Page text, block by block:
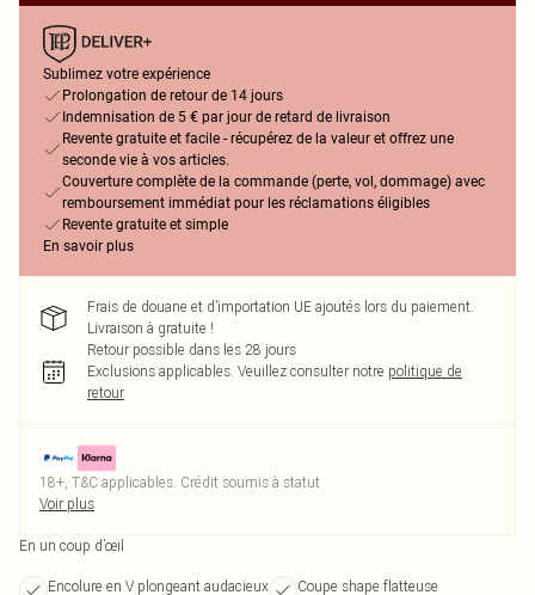
Sublimez votre expérience
Prolongation de retour de 14 jours
Indemnisation de 5 € par jour de retard de livraison
Revente gratuite et facile - récupérez de la valeur et offrez une
seconde vie à vos articles.
Couverture complète de la commande (perte, vol, dommage) avec
remboursement immédiat pour les réclamations éligibles
Revente gratuite et simple
En savoir plus
Frais de douane et d’importation UE ajoutés lors du paiement.
Livraison à gratuite !
Retour possible dans les 28 jours
Exclusions applicables. Veuillez consulter notre politique de
retour
18+, T&C applicables. Crédit soumis à statut
Voir plus
En un coup d’œil
Encolure en V plongeant audacieux
Coupe shape flatteuse